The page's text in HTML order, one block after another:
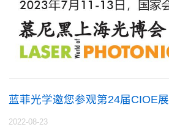
蓝菲光学邀您参观第24届CIOE展
2022-08-23